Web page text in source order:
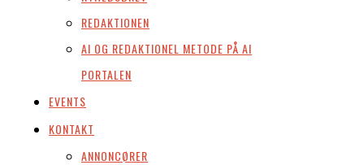
REDAKTIONEN
AI OG REDAKTIONEL METODE PÅ AI
PORTALEN
EVENTS
KONTAKT
ANNONCØRER